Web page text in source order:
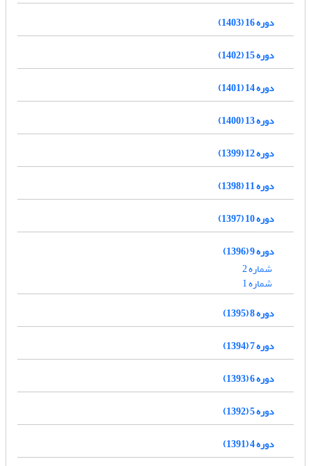
دوره 16 (1403)
دوره 15 (1402)
دوره 14 (1401)
دوره 13 (1400)
دوره 12 (1399)
دوره 11 (1398)
دوره 10 (1397)
دوره 9 (1396)
شماره 2
شماره 1
دوره 8 (1395)
دوره 7 (1394)
دوره 6 (1393)
دوره 5 (1392)
دوره 4 (1391)